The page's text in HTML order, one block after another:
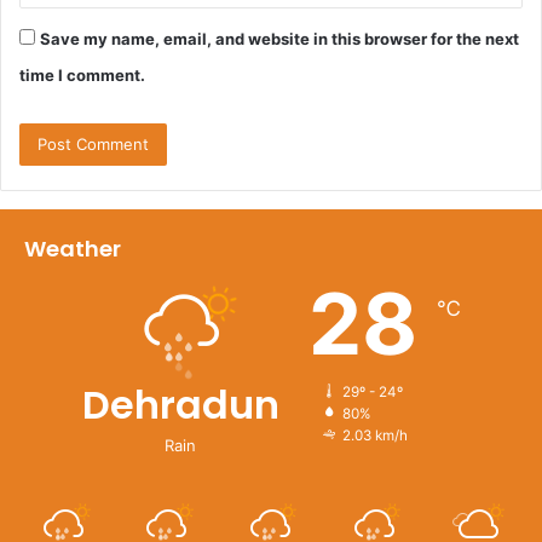
Save my name, email, and website in this browser for the next
time I comment.
Weather
Dehradun
Rain
28 ℃
29º - 24º
80%
2.03 km/h